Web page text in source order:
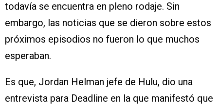
todavía se encuentra en pleno rodaje. Sin
embargo, las noticias que se dieron sobre estos
próximos episodios no fueron lo que muchos
esperaban.
Es que, Jordan Helman jefe de Hulu, dio una
entrevista para Deadline en la que manifestó que